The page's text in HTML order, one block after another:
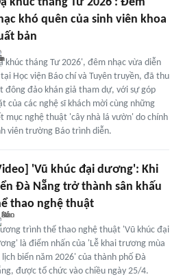
khó quên của sinh viên khoa
bản
khúc tháng Tư 2026', đêm nhạc vừa diễn
Học viện Báo chí và Tuyên truyền, đã thu
đông đảo khán giả tham dự, với sự góp
của các nghệ sĩ khách mời cùng những
mục nghệ thuật 'cây nhà lá vườn' do chính
viên trường Báo trình diễn.
'Vũ khúc đại dương': Khi
Đà Nẵng trở thành sân khấu
thao nghệ thuật
trình thể thao nghệ thuật 'Vũ khúc đại
là điểm nhấn của 'Lễ khai trương mùa
lịch biển năm 2026' của thành phố Đà
được tổ chức vào chiều ngày 25/4.